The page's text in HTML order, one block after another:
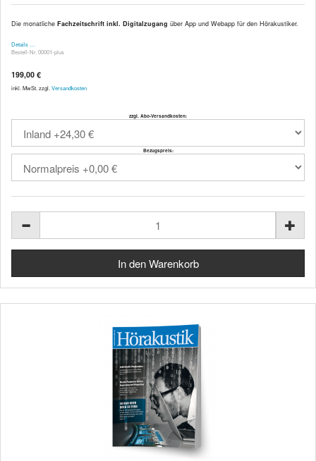
Die monatliche Fachzeitschrift inkl. Digitalzugang über App und Webapp für den Hörakustiker.
Details …
Bestell-Nr. 00001-plus
199,00 €
inkl. MwSt. zzgl. Versandkosten
zzgl. Abo-Versandkosten:
Bezugspreis: